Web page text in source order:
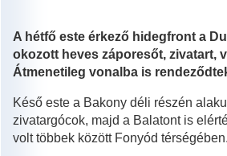
A hétfő este érkező hidegfront a
okozott heves záporesőt, zivatart,
Átmenetileg vonalba is
Késő este a Bakony déli részén
zivatargócok, majd a Balatont is
volt többek között Fonyód térségében.